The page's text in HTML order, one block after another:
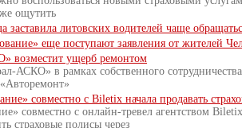
ощутить
заставила литовских водителей чаще
еще поступают заявления от жителей
возместит ущерб ремонтом
АСКО» в рамках собственного
совместно с Biletix начала продавать
совместно с онлайн-тревел агентством
страховые полисы через